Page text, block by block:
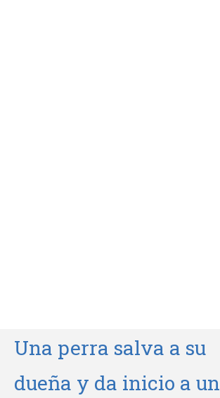
Una perra salva a su
dueña y da inicio a un